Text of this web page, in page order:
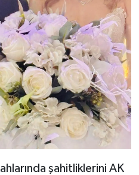
şahitliklerini AK